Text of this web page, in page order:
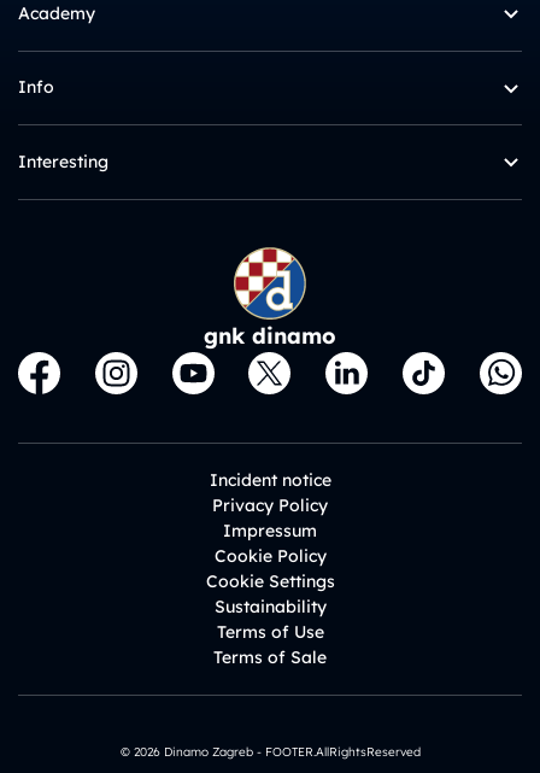
Academy
Info
Interesting
gnk dinamo
Incident notice
Privacy Policy
Impressum
Cookie Policy
Cookie Settings
Sustainability
Terms of Use
Terms of Sale
© 2026 Dinamo Zagreb - FOOTER.AllRightsReserved